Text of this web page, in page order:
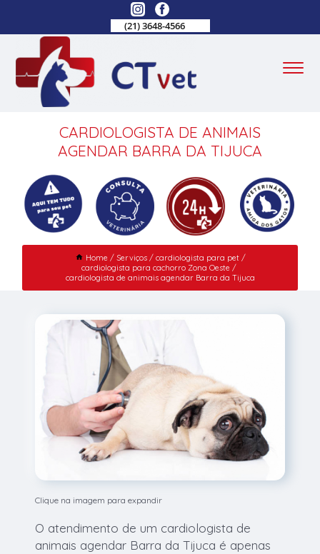
(21) 3648-4566
CARDIOLOGISTA DE ANIMAIS
AGENDAR BARRA DA TIJUCA
Home Serviços
cardiologista para pet
cardiologista para cachorro Zona Oeste
cardiologista de animais agendar Barra da Tijuca
Clique na imagem para expandir
O atendimento de um cardiologista de
animais agendar Barra da Tijuca é apenas